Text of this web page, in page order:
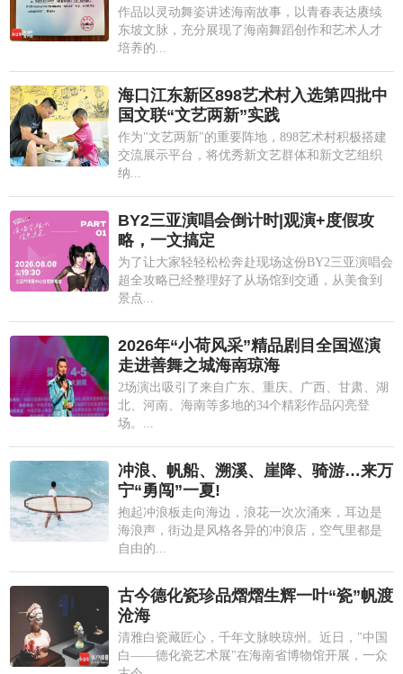
作品以灵动舞姿讲述海南故事，以青春表达赓续
东坡文脉，充分展现了海南舞蹈创作和艺术人才
培养的...
海口江东新区898艺术村入选第四批中
国文联“文艺两新”实践
作为"文艺两新"的重要阵地，898艺术村积极搭建
交流展示平台，将优秀新文艺群体和新文艺组织
纳...
BY2三亚演唱会倒计时|观演+度假攻
略，一文搞定
为了让大家轻轻松松奔赴现场这份BY2三亚演唱会
超全攻略已经整理好了从场馆到交通，从美食到
景点...
2026年“小荷风采”精品剧目全国巡演
走进善舞之城海南琼海
2场演出吸引了来自广东、重庆、广西、甘肃、湖
北、河南、海南等多地的34个精彩作品闪亮登
场。...
冲浪、帆船、溯溪、崖降、骑游…来万
宁“勇闯”一夏!
抱起冲浪板走向海边，浪花一次次涌来，耳边是
海浪声，街边是风格各异的冲浪店，空气里都是
自由的...
古今德化瓷珍品熠熠生辉一叶“瓷”帆渡
沧海
清雅白瓷藏匠心，千年文脉映琼州。近日，"中国
白——德化瓷艺术展"在海南省博物馆开展，一众